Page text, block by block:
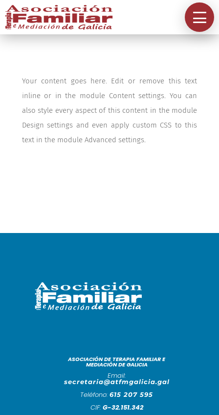
Directorios
Acreditación
Your content goes here. Edit or remove this text
inline or in the module Content settings. You can
also style every aspect of this content in the module
Design settings and even apply custom CSS to this
text in the module Advanced settings.
ASOCIACIÓN DE TERAPIA FAMILIAR E
MEDIACIÓN DE GALICIA
Email:
secretaria@atfmgalicia.gal
Teléfono:615 207 595
CIF: G-32.151.342